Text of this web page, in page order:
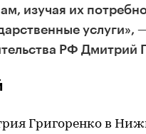
изучая их
услуги»,
РФ Дмитрий
Григоренко в